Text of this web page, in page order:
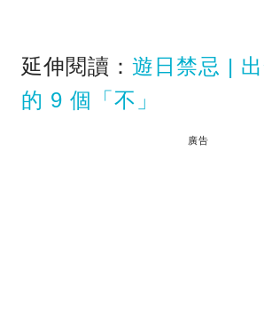
延伸閱讀： 遊日禁忌 |
的 9 個「不」
廣告